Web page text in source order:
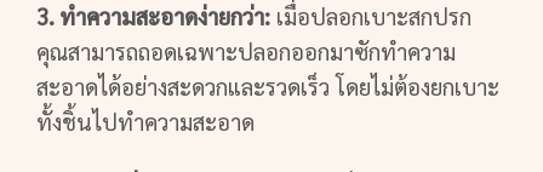
3. ทำความสะอาดง่ายกว่า: เมื่อปลอกเบาะสกปรก
คุณสามารถถอดเฉพาะปลอกออกมาซักทำความ
สะอาดได้อย่างสะดวกและรวดเร็ว โดยไม่ต้องยกเบาะ
ทั้งชิ้นไปทำความสะอาด